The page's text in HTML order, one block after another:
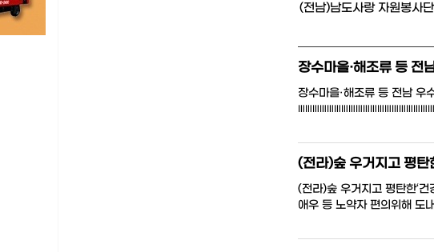
날 오후 전남도청 김대중강
(전남)남도사랑 자원봉사
장수마을·해조류 등 전
장수마을·해조류 등 전남
(전라)숲 우거지고 평탄
(전라)숲 우거지고 평탄한‘건
애우 등 노약자 편의위해